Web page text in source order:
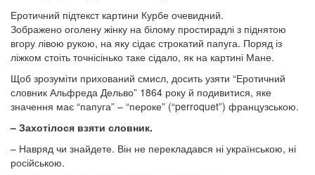
Еротичний підтекст картини Курбе очевидний.
Зображено оголену жінку на білому простирадлі з піднятою
вгору лівою рукою, на яку сідає строкатий папуга. Поряд із
ліжком стоіть точнісінько таке сідало, як на картині Мане.
Щоб зрозуміти прихований смисл, досить узяти “Еротичний
словник Альфреда Дельво” 1864 року й подивитися, яке
значення має “папуга” – “пероке” (“perroquet”) французською.
– Захотілося взяти словник.
– Навряд чи знайдете. Він не перекладався ні українською, ні
російською.